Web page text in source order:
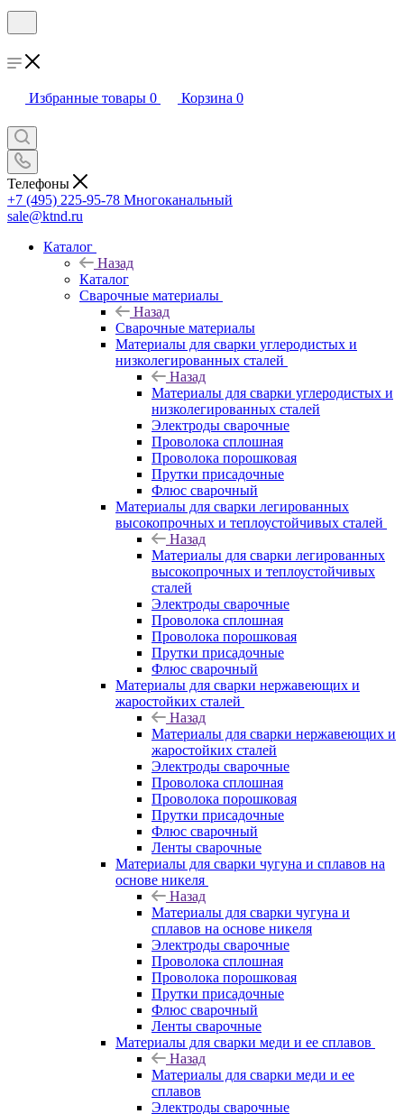
Избранные товары 0 Корзина 0
Телефоны
+7 (495) 225-95-78 Многоканальный
sale@ktnd.ru
Каталог
Назад
Каталог
Сварочные материалы
Назад
Сварочные материалы
Материалы для сварки углеродистых и
низколегированных сталей
Назад
Материалы для сварки углеродистых и
низколегированных сталей
Электроды сварочные
Проволока сплошная
Проволока порошковая
Прутки присадочные
Флюс сварочный
Материалы для сварки легированных
высокопрочных и теплоустойчивых сталей
Назад
Материалы для сварки легированных
высокопрочных и теплоустойчивых
сталей
Электроды сварочные
Проволока сплошная
Проволока порошковая
Прутки присадочные
Флюс сварочный
Материалы для сварки нержавеющих и
жаростойких сталей
Назад
Материалы для сварки нержавеющих и
жаростойких сталей
Электроды сварочные
Проволока сплошная
Проволока порошковая
Прутки присадочные
Флюс сварочный
Ленты сварочные
Материалы для сварки чугуна и сплавов на
основе никеля
Назад
Материалы для сварки чугуна и
сплавов на основе никеля
Электроды сварочные
Проволока сплошная
Проволока порошковая
Прутки присадочные
Флюс сварочный
Ленты сварочные
Материалы для сварки меди и ее сплавов
Назад
Материалы для сварки меди и ее
сплавов
Электроды сварочные